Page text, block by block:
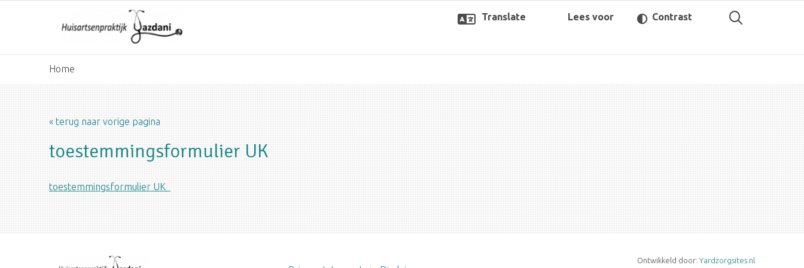
Translate Lees voor Contrast
Home
« terug naar vorige pagina
toestemmingsformulier UK
toestemmingsformulier UK
Ontwikkeld door: Yardzorgsites.nl